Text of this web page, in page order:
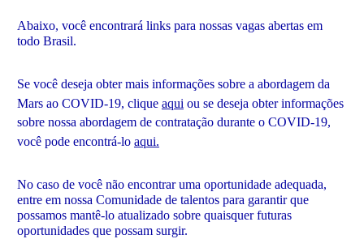
Abaixo, você encontrará links para nossas vagas abertas em
todo Brasil.
Se você deseja obter mais informações sobre a abordagem da
Mars ao COVID-19, clique aqui ou se deseja obter informações
sobre nossa abordagem de contratação durante o COVID-19,
você pode encontrá-lo aqui.
No caso de você não encontrar uma oportunidade adequada,
entre em nossa Comunidade de talentos para garantir que
possamos mantê-lo atualizado sobre quaisquer futuras
oportunidades que possam surgir.